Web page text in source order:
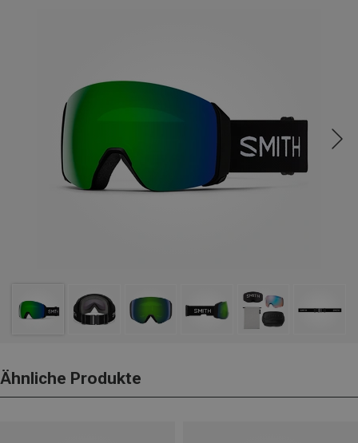
Ähnliche Produkte